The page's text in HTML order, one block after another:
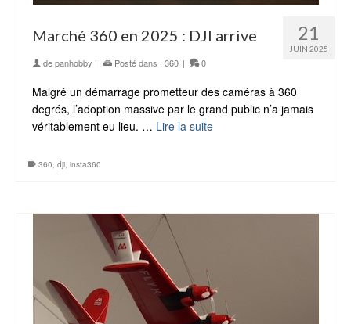
21
JUIN 2025
Marché 360 en 2025 : DJI arrive
depanhobby | Posté dans : 360 | 0
Malgré un démarrage prometteur des caméras à 360
degrés, l’adoption massive par le grand public n’a jamais
véritablement eu lieu. … Lire la suite
360, dji, insta360